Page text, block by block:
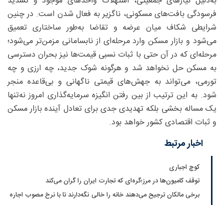
فرسودگی بافت‌های مسکونی، ناگزیر به فعال شدن است. در چنین
شرایطی شکاف میان عرضه و تقاضا به‌طور ساختاری تعمیق
می‌شود و بازار مسکن وارد مرحله‌ای از نابسامانی مزمن‌تر می‌شود؛
مرحله‌ای که در آن حتی با ثبات نسبی قیمت‌ها نیز بحران دسترسی
به مسکن حل نخواهد شد و هرگونه شوک جدید، چه ارزی و چه
تورمی، می‌تواند به جهش‌های قیمتی ناگهانی و بی‌قاعده منجر
شود. به این ترتیب از بین رفتن انگیزه سرمایه‌گذاری امروز نه‌تنها
یک مساله بخشی بلکه تهدیدی جدی برای تعادل آینده بازار مسکن
و ثبات اقتصادی کشور خواهد بود.
اخبار مرتبط
کوچ اجباری
توقف کامیون‌ها در مرز؛گره‌ای که تجارت ایران را گران می‌کند
برخی مالکان ترجیح می‌دهند خانه را خالی نگه‌دارند تا با نرخ مصوب اجاره